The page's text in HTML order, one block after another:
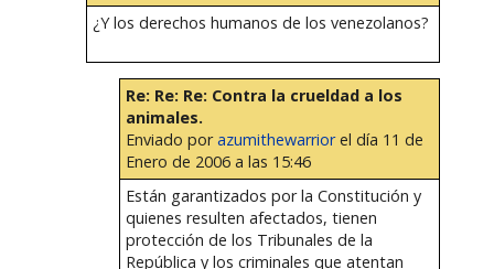
¿Y los derechos humanos de los venezolanos?
Re: Re: Re: Contra la crueldad a los
animales.
Enviado porazumithewarriorel día 11 de
Enero de 2006 a las 15:46
Están garantizados por la Constitución y
quienes resulten afectados, tienen
protección de los Tribunales de la
República y los criminales que atentan